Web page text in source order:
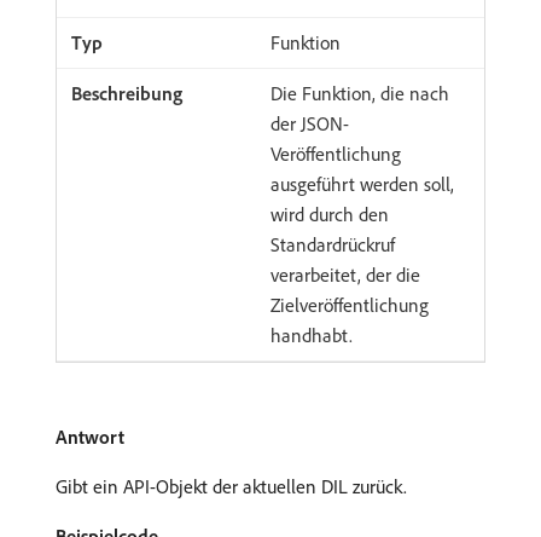
Funktion
Die Funktion, die nach
der JSON-
Veröffentlichung
ausgeführt werden soll,
wird durch den
Standardrückruf
verarbeitet, der die
Zielveröffentlichung
handhabt.
Antwort
Gibt ein API-Objekt der aktuellen DIL zurück.